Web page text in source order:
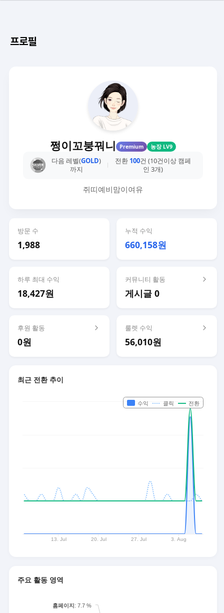
프로필
쩡이꼬붕꿔니 Premium 농장 LV9
다음 레벨(GOLD)
까지
전환 100건 (10건이상 캠페
인 3개)
쥐띠예비맘이여유
방문 수
1,988
누적 수익
660,158원
하루 최대 수익
18,427원
커뮤니티 활동
게시글 0
후원 활동
0원
룰렛 수익
56,010원
최근 전환 추이
주요 활동 영역